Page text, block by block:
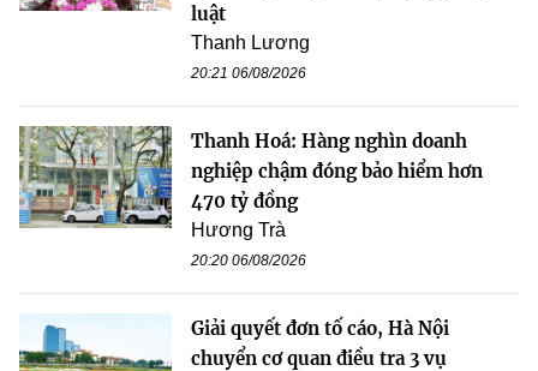
luật
Thanh Lương
20:21 06/08/2026
Thanh Hoá: Hàng nghìn doanh
nghiệp chậm đóng bảo hiểm hơn
470 tỷ đồng
Hương Trà
20:20 06/08/2026
Giải quyết đơn tố cáo, Hà Nội
chuyển cơ quan điều tra 3 vụ